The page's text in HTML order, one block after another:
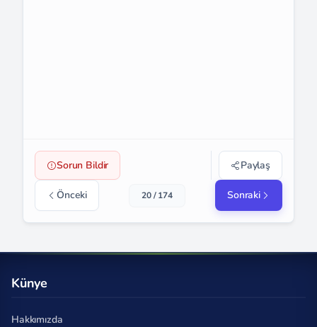
Sorun Bildir Paylaş
Önceki 20 / 174 Sonraki
Künye
Hakkımızda